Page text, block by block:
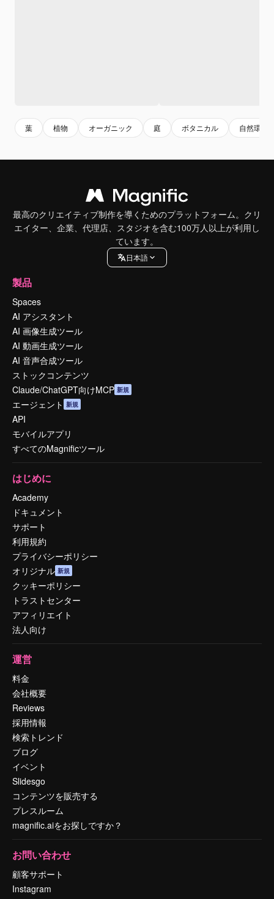
葉 植物 オーガニック 庭 ボタニカル 自然環境
最高のクリエイティブ制作を導くためのプラットフォーム。クリ
エイター、企業、代理店、スタジオを含む100万人以上が利用し
ています。
日本語
製品
Spaces
AI アシスタント
AI 画像生成ツール
AI 動画生成ツール
AI 音声合成ツール
ストックコンテンツ
Claude/ChatGPT向けMCP 新規
エージェント 新規
API
モバイルアプリ
すべてのMagnificツール
はじめに
Academy
ドキュメント
サポート
利用規約
プライバシーポリシー
オリジナル 新規
クッキーポリシー
トラストセンター
アフィリエイト
法人向け
運営
料金
会社概要
Reviews
採用情報
検索トレンド
ブログ
イベント
Slidesgo
コンテンツを販売する
プレスルーム
magnific.aiをお探しですか？
お問い合わせ
顧客サポート
Instagram